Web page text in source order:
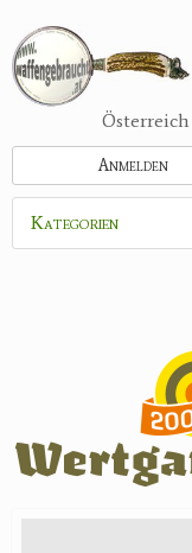
zum
Inhalt
Österreich
Anmelden
Kategorien
Schrotmunition
Büchsenpatronen
Faustfeuerwaffen
Randfeuerwaffen